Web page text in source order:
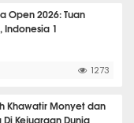
Open 2026: Tuan
Indonesia 1
1273
Khawatir Monyet dan
Di Kejuaraan Dunia